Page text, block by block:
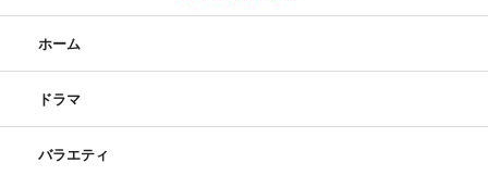
ホーム
ドラマ
バラエティ